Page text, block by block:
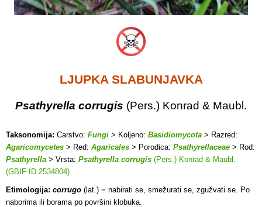
LJUPKA SLABUNJAVKA
Psathyrella corrugis (Pers.) Konrad & Maubl.
Taksonomija: Carstvo: Fungi > Koljeno: Basidiomycota > Razred:
Agaricomycetes > Red: Agaricales > Porodica: Psathyrellaceae > Rod:
Psathyrella > Vrsta: Psathyrella corrugis (Pers.) Konrad & Maubl.
(GBIF ID 2534804)
Etimologija: corrugo (lat.) = nabirati se, smežurati se, zgužvati se. Po
naborima ili borama po površini klobuka.